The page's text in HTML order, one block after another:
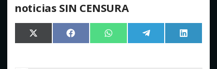
noticias SIN CENSURA
Compartir
en
X
(Twitter)
Compartir
en
Facebook Compartir
en
WhatsApp Compartir
en
Telegram
en
LinkedIn